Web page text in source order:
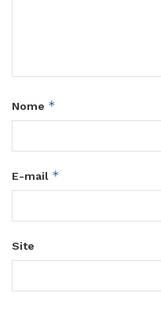
Nome *
E-mail *
Site